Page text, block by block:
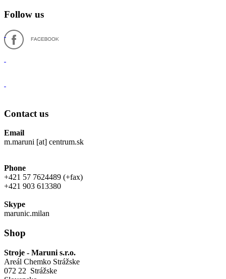
Follow us
Contact us
Email
m.maruni [at] centrum.sk
Phone
+421 57 7624489 (+fax)
+421 903 613380
Skype
marunic.milan
Shop
Stroje - Maruni s.r.o.
Areál Chemko Strážske
072 22 Strážske